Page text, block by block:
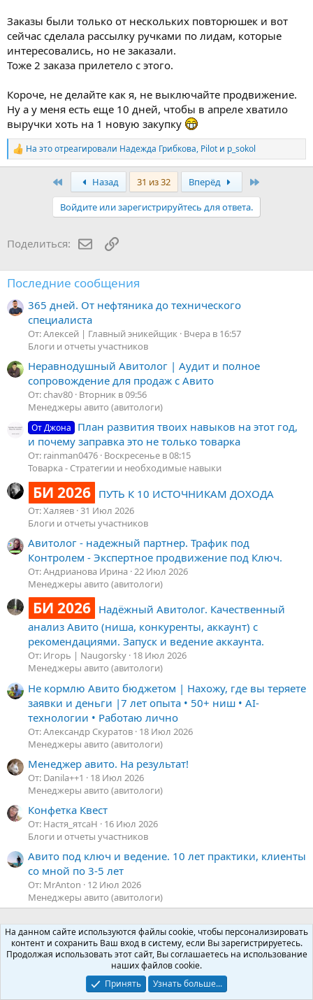
Заказы были только от нескольких повторюшек и вот
сейчас сделала рассылку ручками по лидам, которые
интересовались, но не заказали.
Тоже 2 заказа прилетело с этого.
Короче, не делайте как я, не выключайте продвижение.
Ну а у меня есть еще 10 дней, чтобы в апреле хватило
выручки хоть на 1 новую закупку
Р
е
На это отреагировали Надежда Грибкова, Pilot и p_sokol
Назад 31 из 32 Вперёд
Войдите или зарегистрируйтесь для ответа.
Поделиться: Электронная почта
Ссылка
Последние сообщения
365 дней. От нефтяника до технического
специалиста
От: Алексей | Главный эникейщик Вчера в 16:57
Блоги и отчеты участников
Неравнодушный Авитолог | Аудит и полное
сопровождение для продаж с Авито
От: chav80 Вторник в 09:56
Менеджеры авито (авитологи)
От Джона
План развития твоих навыков на этот год,
и почему заправка это не только товарка
От: rainman0476 Воскресенье в 08:15
Товарка - Стратегии и необходимые навыки
БИ 2026 ПУТЬ К 10 ИСТОЧНИКАМ ДОХОДА
От: Халяев 31 Июл 2026
Блоги и отчеты участников
Авитолог - надежный партнер. Трафик под
Контролем - Экспертное продвижение под Ключ.
От: Андрианова Ирина 22 Июл 2026
Менеджеры авито (авитологи)
БИ 2026 Надёжный Авитолог. Качественный
анализ Авито (ниша, конкуренты, аккаунт) с
рекомендациями. Запуск и ведение аккаунта.
От: Игорь | Naugorsky 18 Июл 2026
Менеджеры авито (авитологи)
Не кормлю Авито бюджетом | Нахожу, где вы теряете
заявки и деньги |7 лет опыта • 50+ ниш • AI-
технологии • Работаю лично
От: Александр Скуратов 18 Июл 2026
Менеджеры авито (авитологи)
Менеджер авито. На результат!
От: Danila++1
18 Июл 2026
Менеджеры авито (авитологи)
Конфетка Квест
От: Настя_ятсаН
16 Июл 2026
Блоги и отчеты участников
Авито под ключ и ведение. 10 лет практики, клиенты
со мной по 3-5 лет
От: MrAnton
12 Июл 2026
Менеджеры авито (авитологи)
Блоги и отчеты участников
Russian (RU)
Условия и правила
Политика конфиденциальности
На данном сайте используются файлы cookie, чтобы персонализировать
контент и сохранить Ваш вход в систему, если Вы зарегистрируетесь.
Продолжая использовать этот сайт, Вы соглашаетесь на использование
наших файлов cookie.
Принять
Узнать больше...